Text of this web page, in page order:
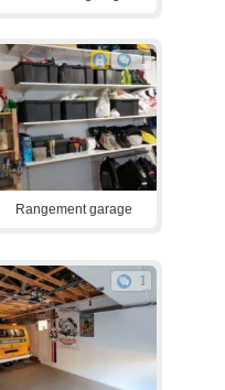
1
Rangement garage
1